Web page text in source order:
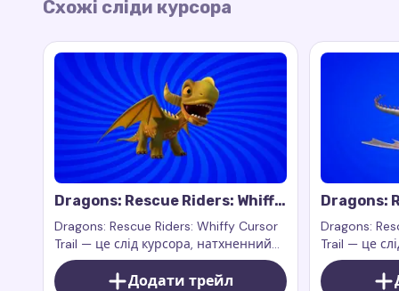
Схожі сліди курсора
Dragons: Rescue Riders: Whiffy
Cursor Trail
Dragons: Rescue Riders: Whiffy Cursor
Trail — це слід курсора, натхненний
персонажем Віффі з анімаційного
серіалу Dragons: Rescue Riders
Додати трейл
Dragons:
Cursor
Dragons:
Trail — це
серіалу